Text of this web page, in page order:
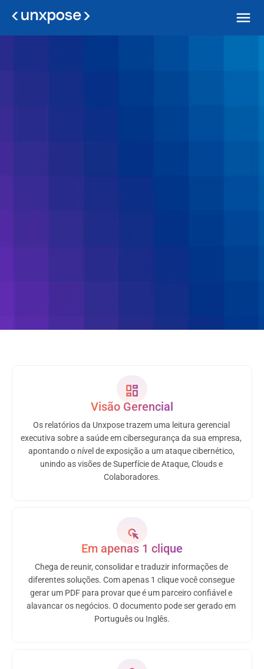
reconhecidos pelo mercado e alavanque negócios.
Visão Gerencial
Os relatórios da Unxpose trazem uma leitura gerencial
executiva sobre a saúde em cibersegurança da sua empresa,
apontando o nível de exposição a um ataque cibernético,
unindo as visões de Superfície de Ataque, Clouds e
Colaboradores.
Em apenas 1 clique
Chega de reunir, consolidar e traduzir informações de
diferentes soluções. Com apenas 1 clique você consegue
gerar um PDF para provar que é um parceiro confiável e
alavancar os negócios. O documento pode ser gerado em
Português ou Inglês.